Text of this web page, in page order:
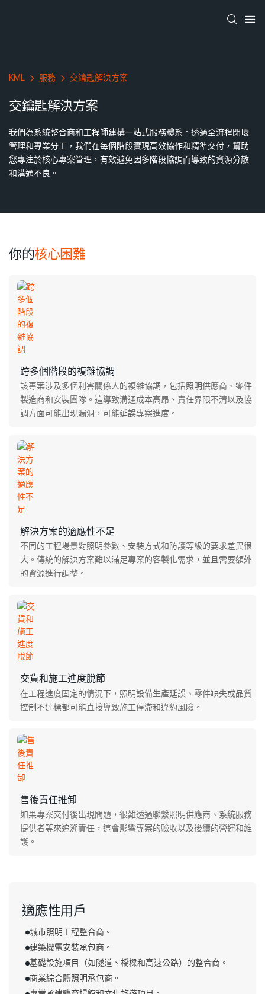
KML 服務 交鑰匙解決方案
交鑰匙解決方案
我們為系統整合商和工程師建構一站式服務體系。透過全流程閉環
管理和專業分工，我們在每個階段實現高效協作和精準交付，幫助
您專注於核心專案管理，有效避免因多階段協調而導致的資源分散
和溝通不良。
你的核心困難
跨多個階段的複雜協調
該專案涉及多個利害關係人的複雜協調，包括照明供應商、零件
製造商和安裝團隊。這導致溝通成本高昂、責任界限不清以及協
調方面可能出現漏洞，可能延誤專案進度。
解決方案的適應性不足
不同的工程場景對照明參數、安裝方式和防護等級的要求差異很
大。傳統的解決方案難以滿足專案的客製化需求，並且需要額外
的資源進行調整。
交貨和施工進度脫節
在工程進度固定的情況下，照明設備生產延誤、零件缺失或品質
控制不達標都可能直接導致施工停滯和違約風險。
售後責任推卸
如果專案交付後出現問題，很難透過聯繫照明供應商、系統服務
提供者等來追溯責任，這會影響專案的驗收以及後續的營運和維
護。
適應性用戶
城市照明工程整合商。
建築機電安裝承包商。
基礎設施項目（如隧道、橋樑和高速公路）的整合商。
商業綜合體照明承包商。